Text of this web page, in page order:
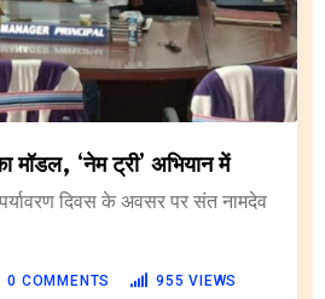
मॉडल, ‘नेम ट्री’ अभियान में
दिवस के अवसर पर संत नामदेव
0 COMMENTS 955 VIEWS